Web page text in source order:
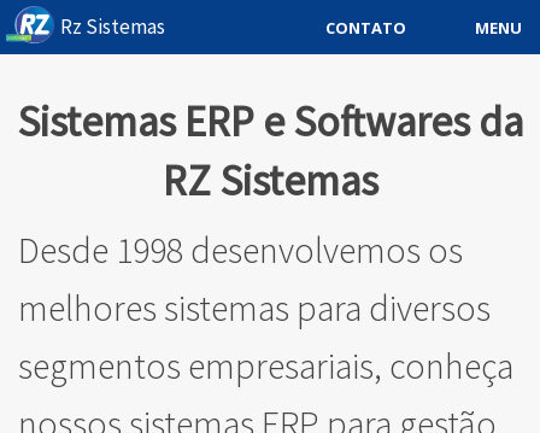
Rz Sistemas CONTATO MENU
Sistemas Especificos
Downloads
Sobre
Contato Rz Sistemas
Sistemas ERP e Softwares da
RZ Sistemas
Desde 1998 desenvolvemos os
melhores sistemas para diversos
segmentos empresariais, conheça
nossos sistemas ERP para gestão